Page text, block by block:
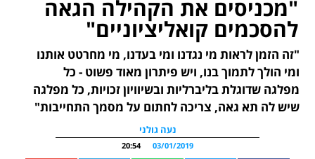
"מכניסים את הקהילה הגאה
להסכמים קואליציוניים"
"זה הזמן לראות מי נגדנו ומי בעדנו, מי מחרטט אותנו
ומי הולך לתמוך בנו, ויש פיתרון מאוד פשוט - כל
מפלגה שדוגלת בליברליות ובשיוויון זכויות, כל מפלגה
שיש לה תא גאה, צריכה לחתום על מסמך התחייבות"
נעה גולני
03/01/2019
20:54